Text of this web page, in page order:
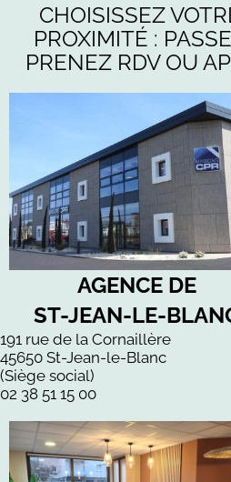
CHOISISSEZ
PROXIMITÉ :
PRENEZ RDV OU
AGENCE DE
ST-JEAN-LE-
191 rue de la Cornaillère
45650 St-Jean-le-Blanc
(Siège social)
02 38 51 15 00